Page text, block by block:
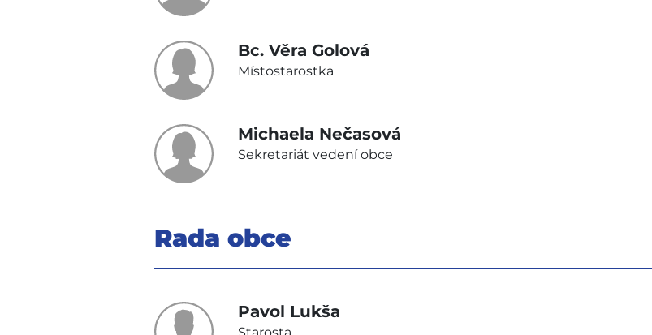
Bc. Věra Golová
Místostarostka
Michaela Nečasová
Sekretariát vedení obce
Rada obce
Pavol Lukša